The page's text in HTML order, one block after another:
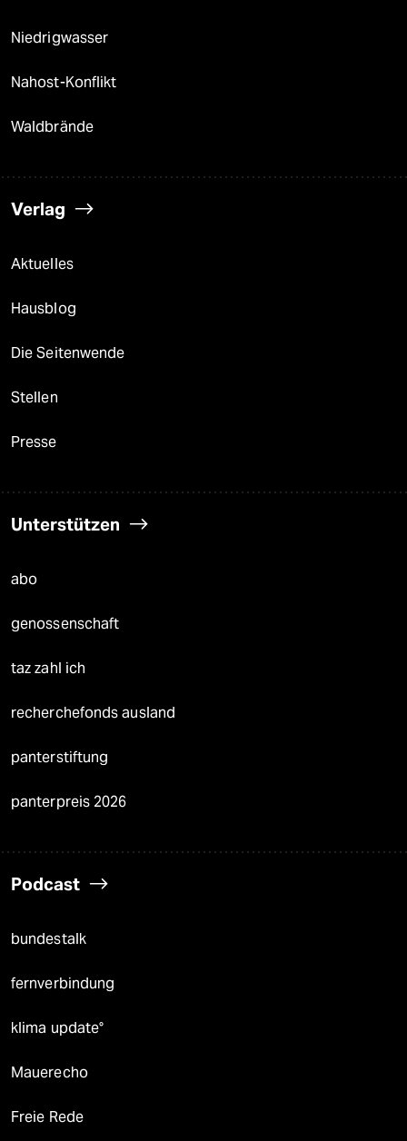
Niedrigwasser
Nahost-Konflikt
Waldbrände
Verlag
Aktuelles
Hausblog
Die Seitenwende
Stellen
Presse
Unterstützen
abo
genossenschaft
taz zahl ich
recherchefonds ausland
panterstiftung
panterpreis 2026
Podcast
bundestalk
fernverbindung
klima update°
Mauerecho
Freie Rede